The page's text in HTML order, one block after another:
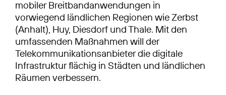
mobiler Breitbandanwendungen in
vorwiegend ländlichen Regionen wie Zerbst
(Anhalt), Huy, Diesdorf und Thale. Mit den
umfassenden Maßnahmen will der
Telekommunikationsanbieter die digitale
Infrastruktur flächig in Städten und ländlichen
Räumen verbessern.